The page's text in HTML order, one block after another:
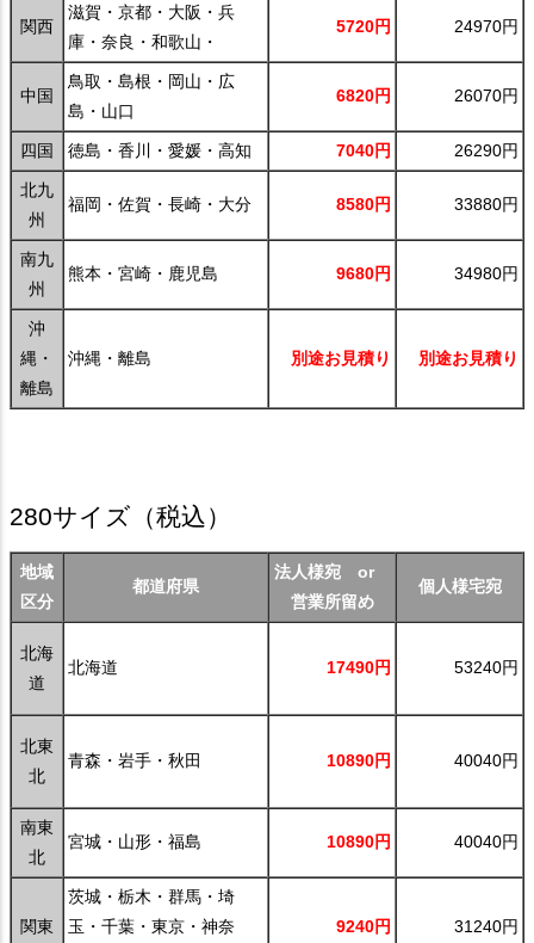
関西
滋賀・京都・大阪・兵
庫・奈良・和歌山・
5720円 24970円
中国
鳥取・島根・岡山・広
島・山口
6820円 26070円
四国 徳島・香川・愛媛・高知 7040円 26290円
北九
州
福岡・佐賀・長崎・大分 8580円 33880円
南九
州
熊本・宮崎・鹿児島 9680円 34980円
沖
縄・
離島
沖縄・離島 別途お見積り 別途お見積り
280サイズ （税込）
地域
区分
都道府県
法人様宛 or
営業所留め
個人様宅宛
北海
道
北海道 17490円 53240円
北東
北
青森・岩手・秋田 10890円 40040円
南東
北
宮城・山形・福島 10890円 40040円
関東
茨城・栃木・群馬・埼
玉・千葉・東京・神奈
9240円 31240円